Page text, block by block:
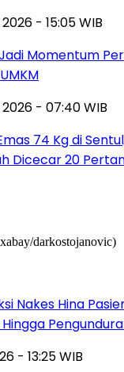
- 15:05 WIB
Momentum
- 07:40 WIB
74 Kg di
Dicecar 20
Nakes Hina
- 13:25 WIB